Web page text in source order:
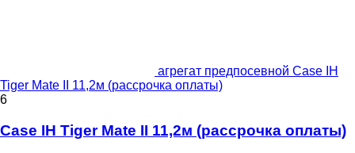
агрегат предпосевной Case IH
Tiger Mate II 11,2м (рассрочка оплаты)
6
Case IH Tiger Mate II 11,2м (рассрочка оплаты)